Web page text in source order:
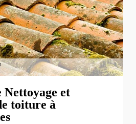
et
toiture à